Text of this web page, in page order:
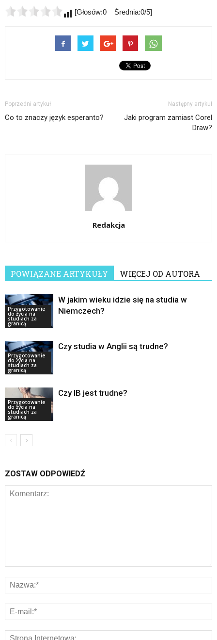
[Głosów:0 Średnia:0/5]
Poprzedni artykuł
Co to znaczy język esperanto?
Następny artykuł
Jaki program zamiast Corel
Draw?
Redakcja
POWIĄZANE ARTYKUŁY WIĘCEJ OD AUTORA
Przygotowanie
do życia na
studiach za
granicą
W jakim wieku idzie się na studia w
Niemczech?
Przygotowanie
do życia na
studiach za
granicą
Czy studia w Anglii są trudne?
Przygotowanie
do życia na
studiach za
granicą
Czy IB jest trudne?
ZOSTAW ODPOWIEDŹ